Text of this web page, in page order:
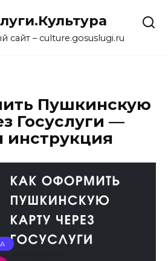
сайт – culture.gosuslugi.ru
Пушкинскую
Госуслуги —
инструкция